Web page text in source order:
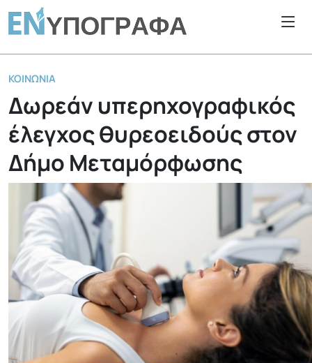
ΚΟΙΝΩΝΊΑ
Δωρεάν υπερηχογραφικός
έλεγχος θυρεοειδούς στον
Δήμο Μεταμόρφωσης